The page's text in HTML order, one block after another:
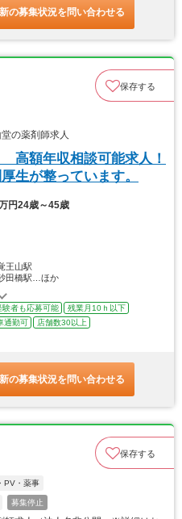
の募集状況を問い合わせる
保存する
の薬剤師求人
高額年収相談可能求人！
生が整っています。
円24歳～45歳
王山駅
田橋駅…ほか
験者も応募可能
残業月10ｈ以下
通勤可
店舗数30以上
の募集状況を問い合わせる
保存する
PV・薬事
募集停止